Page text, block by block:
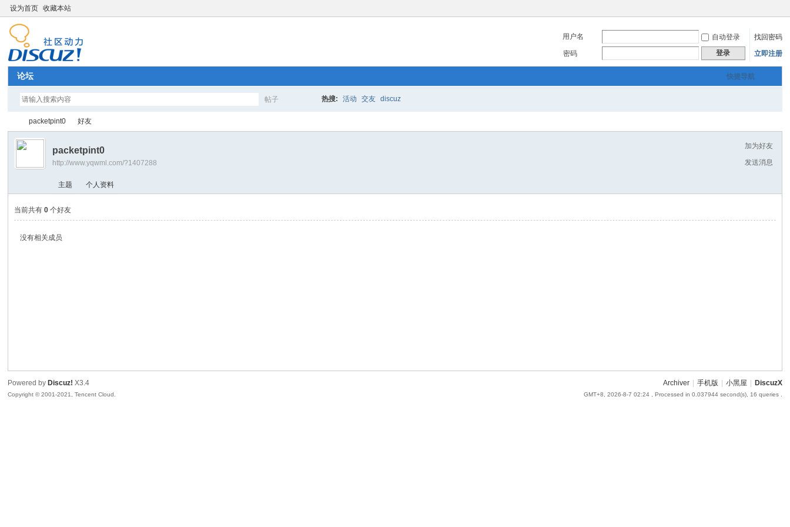
设为首页 收藏本站
用户名 自动登录
找回密码
密码
登录 立即注册
快捷导航
论坛
帖子 热搜: 活动 交友 discuz
›
packetpint0 好友
加为好友
发送消息
packetpint0
http://www.yqwml.com/?1407288
主题 个人资料
当前共有0 个好友
没有相关成员
Archiver 手机版 小黑屋 DiscuzX
GMT+8, 2026-8-7 02:24, Processed in 0.037944 second(s), 16 queries .
Powered by Discuz! X3.4
Copyright © 2001-2021, Tencent Cloud.